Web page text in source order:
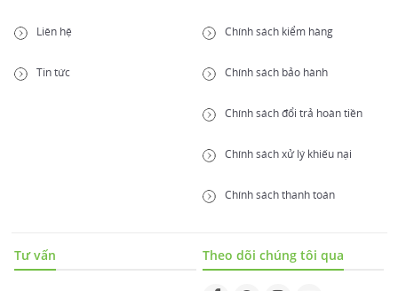
Liên hệ
Tin tức
Chính sách kiểm hàng
Chính sách bảo hành
Chính sách đổi trả hoàn tiền
Chính sách xử lý khiếu nại
Chính sách thanh toán
Tư vấn Theo dõi chúng tôi qua